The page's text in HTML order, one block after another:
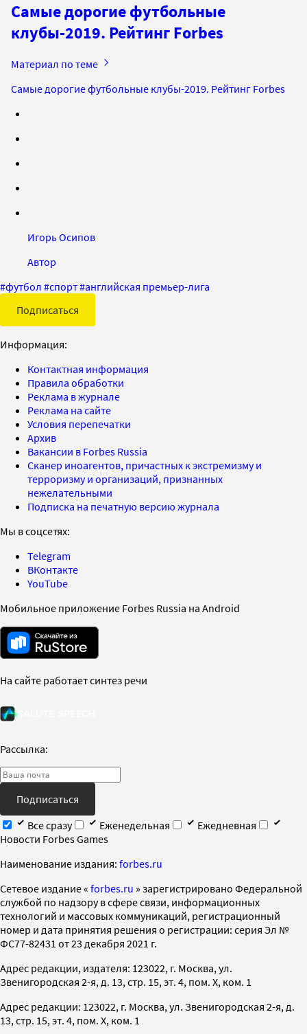
Самые дорогие футбольные
клубы-2019. Рейтинг Forbes
Материал по теме
Самые дорогие футбольные клубы-2019. Рейтинг Forbes
Игорь Осипов
Автор
#футбол #спорт#английская премьер-лига
Подписаться
Информация:
Контактная информация
Правила обработки
Реклама в журнале
Реклама на сайте
Условия перепечатки
Архив
Вакансии в Forbes Russia
Сканер иноагентов, причастных к экстремизму и
терроризму и организаций, признанных
нежелательными
Подписка на печатную версию журнала
Мы в соцсетях:
Telegram
ВКонтакте
YouTube
Мобильное приложение Forbes Russia на Android
На сайте работает синтез речи
Рассылка:
Подписаться
Все сразу
Еженедельная
Ежедневная
Новости Forbes Games
Наименование издания: forbes.ru
Cетевое издание « forbes.ru » зарегистрировано Федеральной
службой по надзору в сфере связи, информационных
технологий и массовых коммуникаций, регистрационный
номер и дата принятия решения о регистрации: серия Эл №
ФС77-82431 от 23 декабря 2021 г.
Адрес редакции, издателя: 123022, г. Москва, ул.
Звенигородская 2-я, д. 13, стр. 15, эт. 4, пом. X, ком. 1
Адрес редакции: 123022, г. Москва, ул. Звенигородская 2-я, д.
13, стр. 15, эт. 4, пом. X, ком. 1